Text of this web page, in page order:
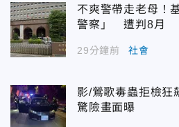
不爽警帶走老母！
警察」 遭判8月
29分鐘前 社會
影/鶯歌毒蟲拒檢
驚險畫面曝